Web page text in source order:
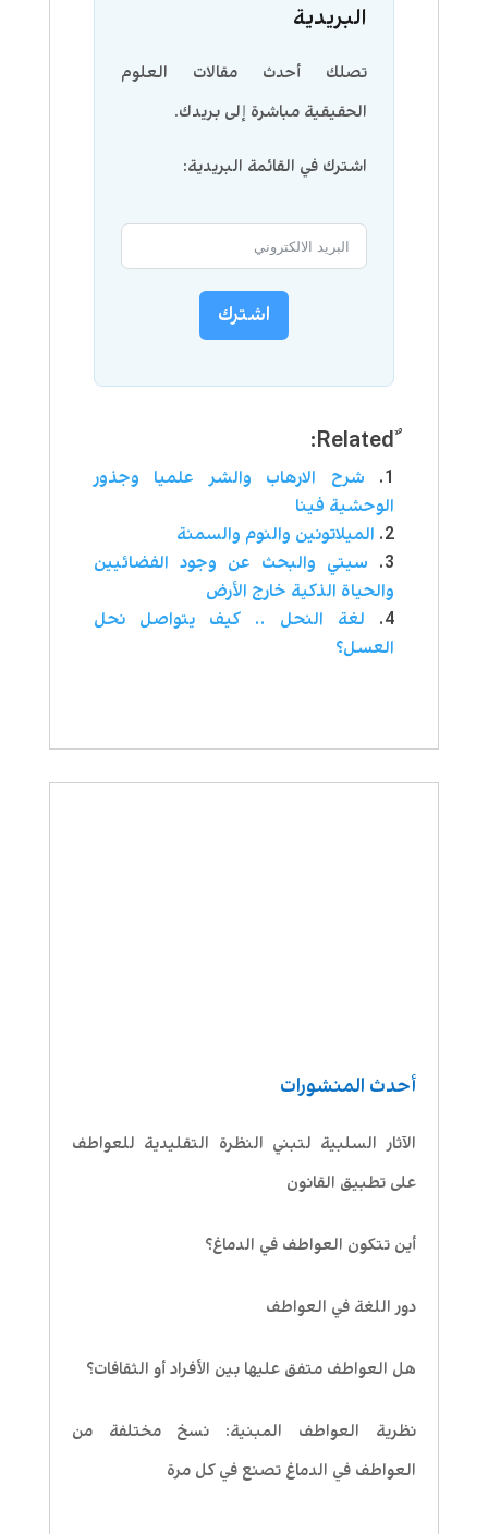
أحدث المنشورات
الآثار السلبية لتبني النظرة التقليدية للعواطف
على تطبيق القانون
أين تتكون العواطف في الدماغ؟
دور اللغة في العواطف
هل العواطف متفق عليها بين الأفراد أو الثقافات؟
نظرية العواطف المبنية: نسخ مختلفة من
العواطف في الدماغ تصنع في كل مرة
البريدية
تصلك أحدث مقالات العلوم
الحقيقية مباشرة إلى بريدك.
اشترك في القائمة البريدية:
اشترك
ٌRelated:
شرح الارهاب والشر علميا وجذور
الوحشية فينا
الميلاتونين والنوم والسمنة
سيتي والبحث عن وجود الفضائيين
والحياة الذكية خارج الأرض
لغة النحل .. كيف يتواصل نحل
العسل؟